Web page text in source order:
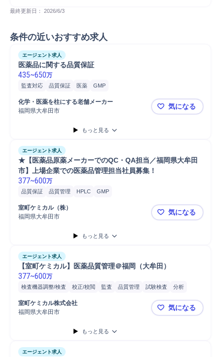
最終更新日： 2026/6/3
条件の近いおすすめ求人
エージェント求人
医薬品に関する品質保証
435~650万
監査対応 品質保証 医薬 GMP
化学・医薬を柱にする老舗メーカー
福岡県大牟田市
医薬品に関
気になる
もっと見る
エージェント求人
★【医薬品原薬メーカーでのQC・QA担当／福岡県大牟田
市】上場企業での医薬品管理担当社員募集！
377~600万
品質保証 品質管理 HPLC GMP
室町ケミカル（株）
福岡県大牟田市
★【医薬品
気になる
もっと見る
エージェント求人
【室町ケミカル】医薬品質管理＠福岡（大牟田）
377~600万
検査機器調整/検査 校正/校閲 監査 品質管理 試験検査
分析
有機合成/無機合成
資料作成
HPLC
分析機器
室町ケミカル株式会社
福岡県大牟田市
【室町ケミ
気になる
もっと見る
エージェント求人